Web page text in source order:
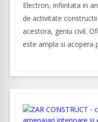
Electron, infiintata in
de activitate
acestora, geniu civil.
este ampla si acopera